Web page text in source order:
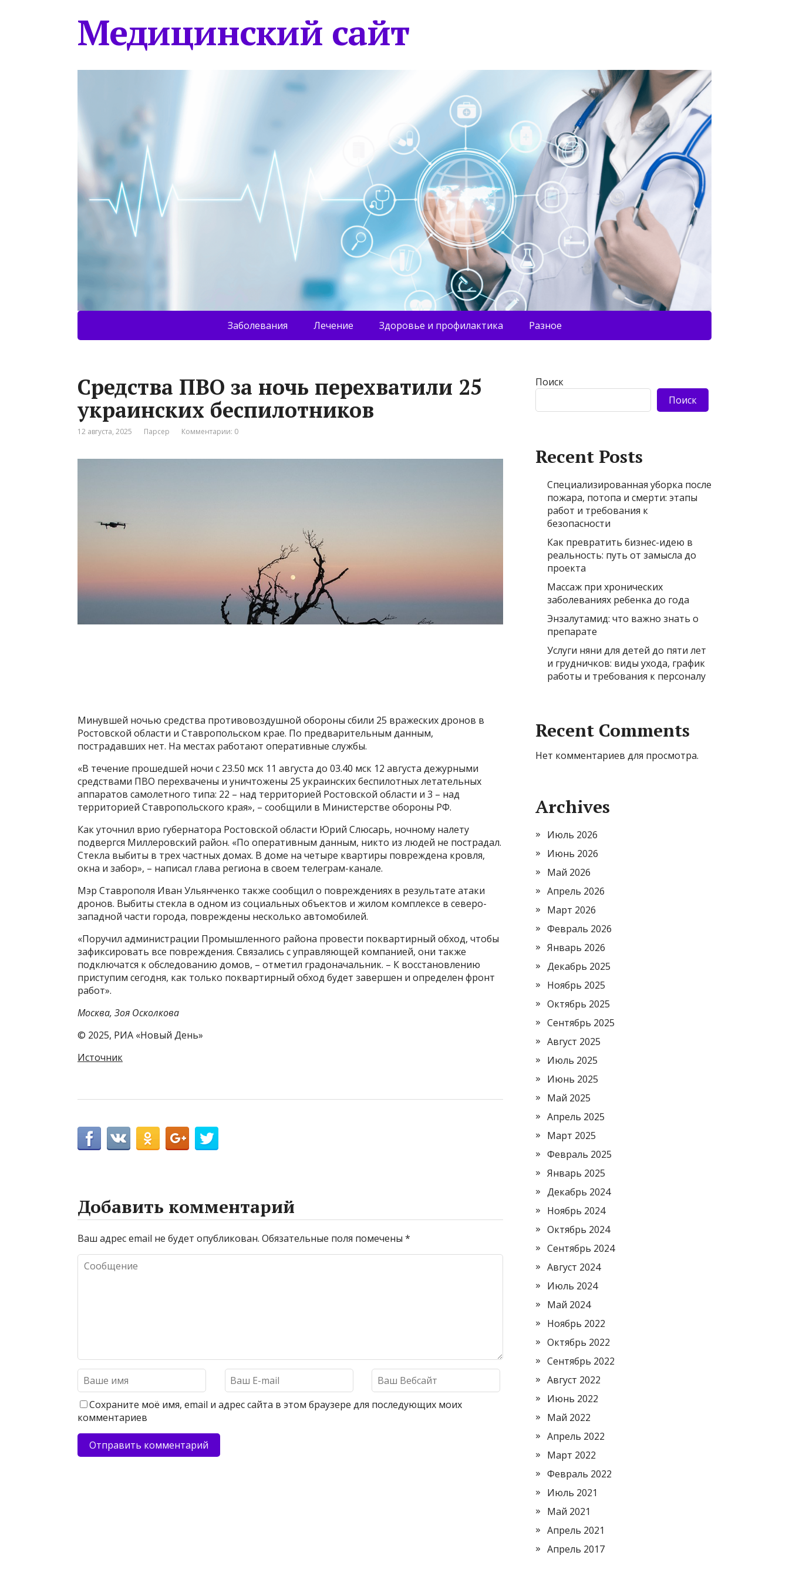
Медицинский сайт
Заболевания Лечение Здоровье и профилактика Разное
Средства ПВО за ночь перехватили 25
украинских беспилотников
12 августа, 2025 Парсер Комментарии: 0
Минувшей ночью средства противовоздушной обороны сбили 25 вражеских дронов в
Ростовской области и Ставропольском крае. По предварительным данным,
пострадавших нет. На местах работают оперативные службы.
«В течение прошедшей ночи с 23.50 мск 11 августа до 03.40 мск 12 августа дежурными
средствами ПВО перехвачены и уничтожены 25 украинских беспилотных летательных
аппаратов самолетного типа: 22 – над территорией Ростовской области и 3 – над
территорией Ставропольского края», – сообщили в Министерстве обороны РФ.
Как уточнил врио губернатора Ростовской области Юрий Слюсарь, ночному налету
подвергся Миллеровский район. «По оперативным данным, никто из людей не пострадал.
Стекла выбиты в трех частных домах. В доме на четыре квартиры повреждена кровля,
окна и забор», – написал глава региона в своем телеграм-канале.
Мэр Ставрополя Иван Ульянченко также сообщил о повреждениях в результате атаки
дронов. Выбиты стекла в одном из социальных объектов и жилом комплексе в северо-
западной части города, повреждены несколько автомобилей.
«Поручил администрации Промышленного района провести поквартирный обход, чтобы
зафиксировать все повреждения. Связались с управляющей компанией, они также
подключатся к обследованию домов, – отметил градоначальник. – К восстановлению
приступим сегодня, как только поквартирный обход будет завершен и определен фронт
работ».
Москва, Зоя Осколкова
© 2025, РИА «Новый День»
Источник
Добавить комментарий
Ваш адрес email не будет опубликован. Обязательные поля помечены *
Сохраните моё имя, email и адрес сайта в этом браузере для последующих моих
комментариев
Поиск
Поиск
Recent Posts
Специализированная уборка после
пожара, потопа и смерти: этапы
работ и требования к
безопасности
Как превратить бизнес-идею в
реальность: путь от замысла до
проекта
Массаж при хронических
заболеваниях ребенка до года
Энзалутамид: что важно знать о
препарате
Услуги няни для детей до пяти лет
и грудничков: виды ухода, график
работы и требования к персоналу
Recent Comments
Нет комментариев для просмотра.
Archives
Июль 2026
Июнь 2026
Май 2026
Апрель 2026
Март 2026
Февраль 2026
Январь 2026
Декабрь 2025
Ноябрь 2025
Октябрь 2025
Сентябрь 2025
Август 2025
Июль 2025
Июнь 2025
Май 2025
Апрель 2025
Март 2025
Февраль 2025
Январь 2025
Декабрь 2024
Ноябрь 2024
Октябрь 2024
Сентябрь 2024
Август 2024
Июль 2024
Май 2024
Ноябрь 2022
Октябрь 2022
Сентябрь 2022
Август 2022
Июнь 2022
Май 2022
Апрель 2022
Март 2022
Февраль 2022
Июль 2021
Май 2021
Апрель 2021
Апрель 2017